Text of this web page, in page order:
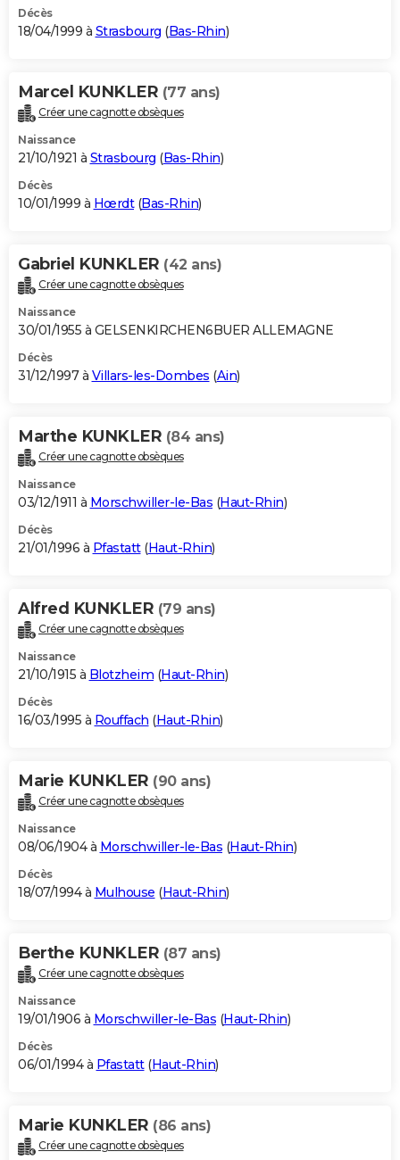
Décès
18/04/1999 à Strasbourg (Bas-Rhin)
Marcel KUNKLER (77 ans)
Créer une cagnotte obsèques
Naissance
21/10/1921 à Strasbourg (Bas-Rhin)
Décès
10/01/1999 à Hœrdt(Bas-Rhin)
Gabriel KUNKLER (42 ans)
Créer une cagnotte obsèques
Naissance
30/01/1955 à GELSENKIRCHEN6BUER ALLEMAGNE
Décès
31/12/1997 à Villars-les-Dombes (Ain)
Marthe KUNKLER (84 ans)
Créer une cagnotte obsèques
Naissance
03/12/1911 à Morschwiller-le-Bas (Haut-Rhin)
Décès
21/01/1996 à Pfastatt(Haut-Rhin)
Alfred KUNKLER (79 ans)
Créer une cagnotte obsèques
Naissance
21/10/1915 à Blotzheim (Haut-Rhin)
Décès
16/03/1995 à Rouffach (Haut-Rhin)
Marie KUNKLER (90 ans)
Créer une cagnotte obsèques
Naissance
08/06/1904 à Morschwiller-le-Bas (Haut-Rhin)
Décès
18/07/1994 à Mulhouse (Haut-Rhin)
Berthe KUNKLER (87 ans)
Créer une cagnotte obsèques
Naissance
19/01/1906 à Morschwiller-le-Bas (Haut-Rhin)
Décès
06/01/1994 à Pfastatt(Haut-Rhin)
Marie KUNKLER (86 ans)
Créer une cagnotte obsèques